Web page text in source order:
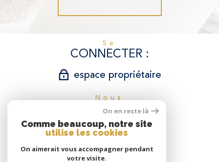
se
CONNECTER
espace propriétaire
nous
SUIVRE
nous
On en reste là
Comme beaucoup, notre site
utilise les cookies
On aimerait vous accompagner pendant
votre visite.